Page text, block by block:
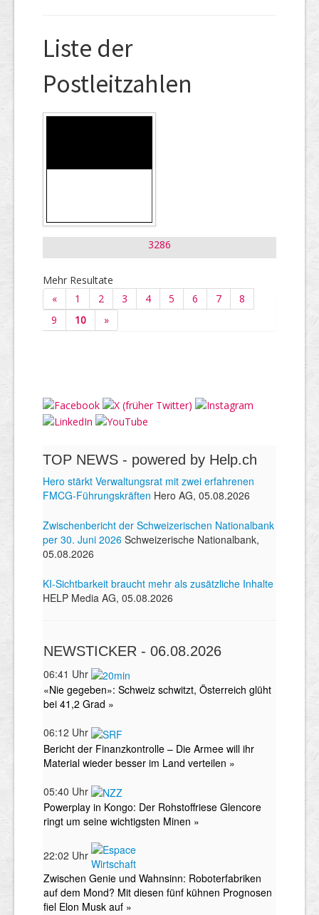
Liste der
Postleitzahlen
3286
Mehr Resultate
«
1 2 3 4 5 6 7
8
9
10 »